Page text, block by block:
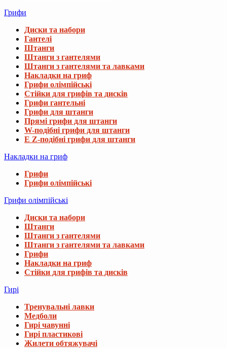
Грифи
Диски та набори
Гантелі
Штанги
Штанги з гантелями
Штанги з гантелями та лавками
Накладки на гриф
Грифи олімпійські
Стійки для грифів та дисків
Грифи гантельні
Грифи для штанги
Прямі грифи для штанги
W-подібні грифи для штанги
E Z-подібні грифи для штанги
Накладки на гриф
Грифи
Грифи олімпійські
Грифи олімпійські
Диски та набори
Штанги
Штанги з гантелями
Штанги з гантелями та лавками
Грифи
Накладки на гриф
Стійки для грифів та дисків
Гирі
Тренувальні лавки
Медболи
Гирі чавунні
Гирі пластикові
Жилети обтяжувачі